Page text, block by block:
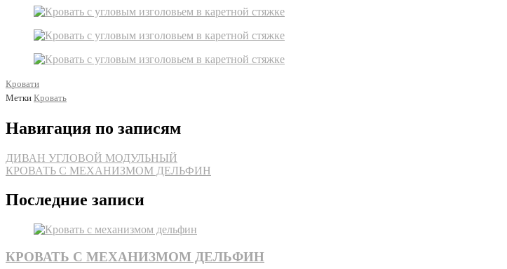
Кровати
МеткиКровать
Навигация по записям
ДИВАН УГЛОВОЙ МОДУЛЬНЫЙ
КРОВАТЬ С МЕХАНИЗМОМ ДЕЛЬФИН
Последние записи
КРОВАТЬ С МЕХАНИЗМОМ ДЕЛЬФИН